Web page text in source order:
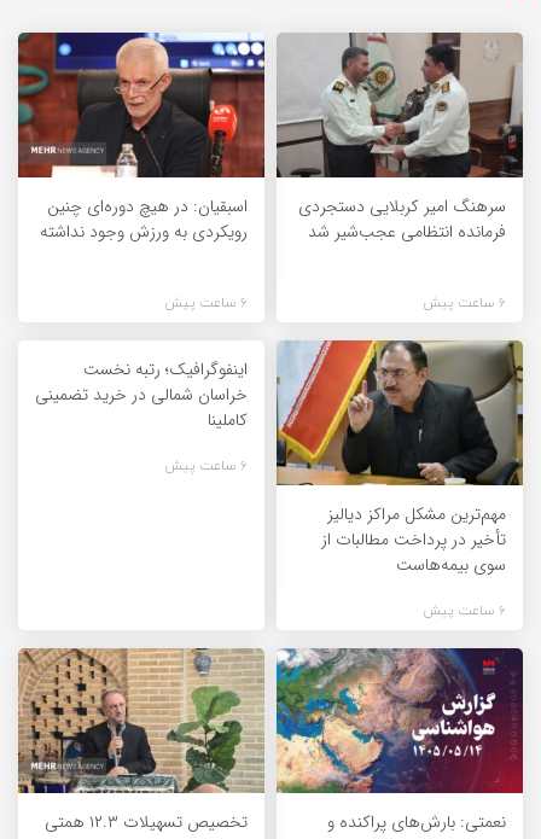
سرهنگ امیر کربلایی دستجردی
فرمانده انتظامی عجب‌شیر شد
6 ساعت پیش
اسبقیان: در هیچ دوره‌ای چنین
رویکردی به ورزش وجود نداشته
6 ساعت پیش
مهم‌ترین مشکل مراکز دیالیز
تأخیر در پرداخت مطالبات از
سوی بیمه‌هاست
6 ساعت پیش
اینفوگرافیک؛ رتبه نخست
خراسان شمالی در خرید تضمینی
کاملینا
6 ساعت پیش
نعمتی: بارش‌های پراکنده و
تخصیص تسهیلات ۱۲.۳ همتی